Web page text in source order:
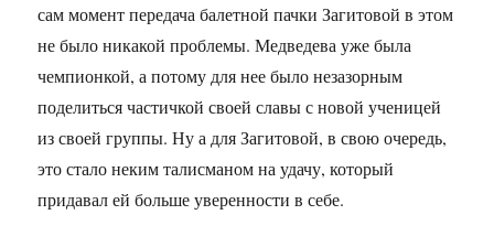
сам момент передача балетной пачки Загитовой в этом
не было никакой проблемы. Медведева уже была
чемпионкой, а потому для нее было незазорным
поделиться частичкой своей славы с новой ученицей
из своей группы. Ну а для Загитовой, в свою очередь,
это стало неким талисманом на удачу, который
придавал ей больше уверенности в себе.